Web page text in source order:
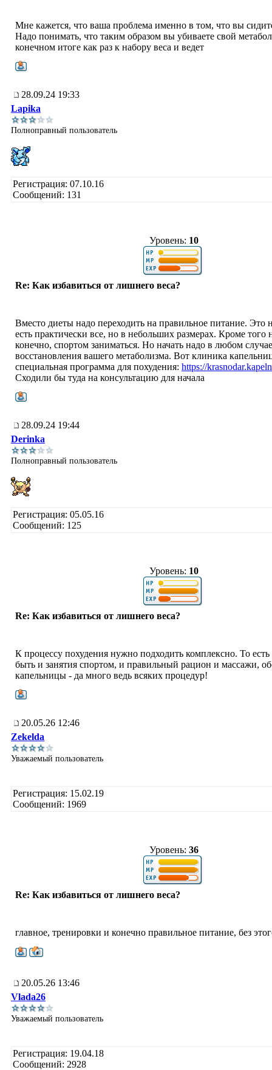
Мне кажется, что ваша проблема именно в том, что вы
Надо понимать, что таким образом вы убиваете свой
конечном итоге как раз к набору веса и ведет
28.09.24 19:33
Lapika
Полноправный пользователь
Регистрация: 07.10.16
Сообщений: 131
Уровень: 10
Re: Как избавиться от лишнего веса?
Вместо диеты надо переходить на правильное питание. Это
есть практически все, но в небольших размерах. Кроме того
конечно, спортом заниматься. Но начать надо в любом
восстановления вашего метаболизма. Вот клиника
специальная программа для похудения: https://
Сходили бы туда на консультацию для начала
28.09.24 19:44
Derinka
Полноправный пользователь
Регистрация: 05.05.16
Сообщений: 125
Уровень: 10
Re: Как избавиться от лишнего веса?
К процессу похудения нужно подходить комплексно. То
быть и занятия спортом, и правильный рацион и массажи,
капельницы - да много ведь всяких процедур!
20.05.26 12:46
Zekelda
Уважаемый пользователь
Регистрация: 15.02.19
Сообщений: 1969
Уровень: 36
Re: Как избавиться от лишнего веса?
главное, тренировки и конечно правильное питание, без
20.05.26 13:46
Vlada26
Уважаемый пользователь
Регистрация: 19.04.18
Сообщений: 2928